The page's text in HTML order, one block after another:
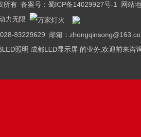
有 备案号： 蜀ICP备14029927号-1 网站
力无限
83229629 邮箱：
照明 成都LED显示屏 的业务,欢迎前来咨